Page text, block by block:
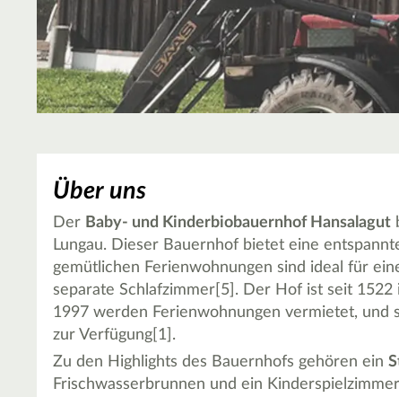
Über uns
Der Baby- und Kinderbiobauernhof Hansalagut
Lungau. Dieser Bauernhof bietet eine
gemütlichen Ferienwohnungen sind ideal für
separate Schlafzimmer[5]. Der Hof ist seit
1997 werden Ferienwohnungen vermietet, und
zur Verfügung[1].
Zu den Highlights des Bauernhofs gehören ein
Frischwasserbrunnen und ein